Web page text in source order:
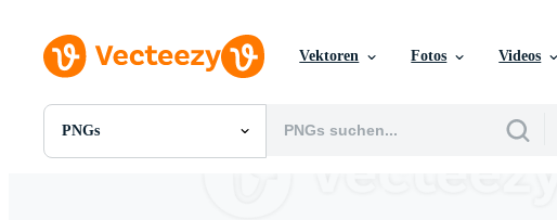
Vektoren Fotos Videos
PNGs
Alle Bilder